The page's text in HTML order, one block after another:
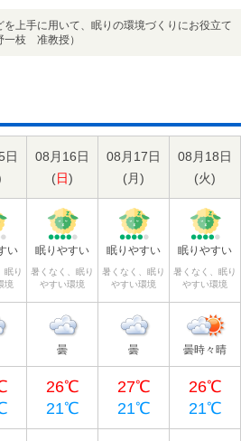
上手に用いて、眠りの環境づくりにお役立て
一枝 准教授）
日
08月16日
(日)
08月17日
(月)
08月18日
(火)
い
眠り
境
眠りやすい
暑くなく、眠り
やすい環境
眠りやすい
暑くなく、眠り
やすい環境
眠りやすい
暑くなく、眠り
やすい環境
曇 曇 曇時々晴
26℃
21℃
27℃
21℃
26℃
21℃